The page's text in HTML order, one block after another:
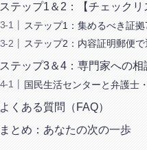
ステップ1＆2：【チェック
ステップ1：集めるべき証
ステップ2：内容証明郵便
ステップ3＆4：専門家への相
国民生活センターと弁護士
よくある質問（FAQ）
まとめ：あなたの次の一歩